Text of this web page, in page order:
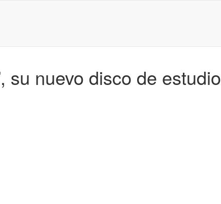
su nuevo disco de estudio